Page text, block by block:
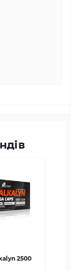
2500